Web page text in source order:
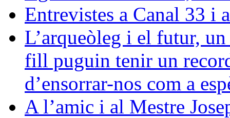
Entrevistes a Canal 33 i
L’arqueòleg i el futur,
fill puguin tenir un
d’ensorrar-nos com a
A l’amic i al Mestre